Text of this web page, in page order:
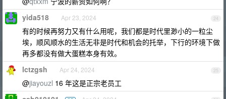
24
yida518 Apr 23, 2024
有的时候再努力又有什么用呢，我们都是时代里渺小的一粒尘
埃，顺风顺水的生活无非是时代和机会的托举，下行的环境下做
再多都没有做大蛋糕本身有效。
25
lctzgsh Apr 24, 2024
@jiayouzl 16 年这是正宗老员工